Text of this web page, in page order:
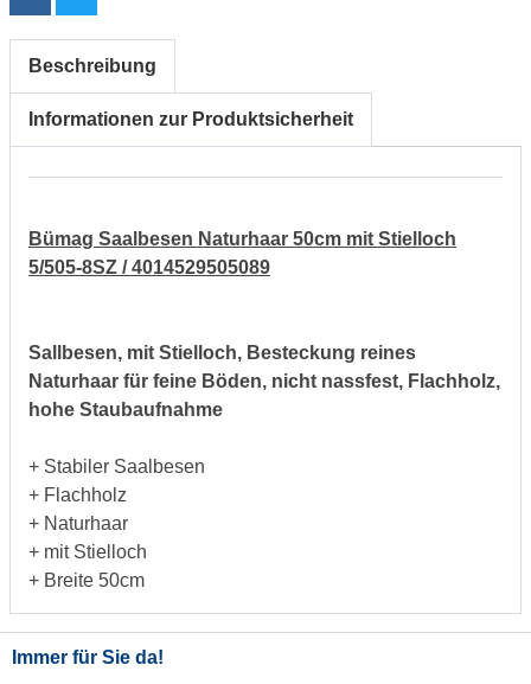
Beschreibung
Informationen zur Produktsicherheit
Bümag Saalbesen Naturhaar 50cm mit Stielloch
5/505-8SZ / 4014529505089
Sallbesen, mit Stielloch, Besteckung reines
Naturhaar für feine Böden, nicht nassfest, Flachholz,
hohe Staubaufnahme
+ Stabiler Saalbesen
+ Flachholz
+ Naturhaar
+ mit Stielloch
+ Breite 50cm
Immer für Sie da!